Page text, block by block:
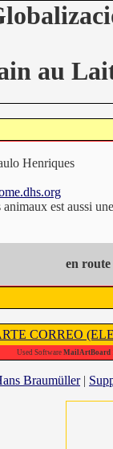
au
Henriques
animaux est aussi
en
CORREO
Used Software MailArtBoard
Braumüller|